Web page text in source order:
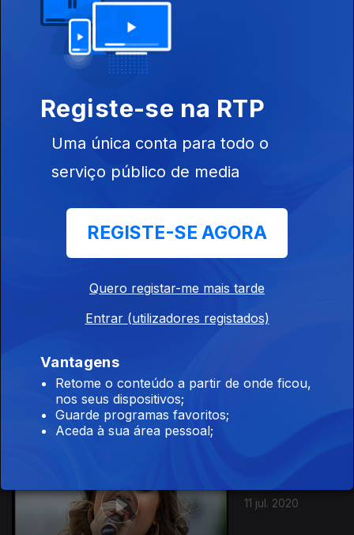
19 jul. 2020
11 jul. 2020
Registe-se na RTP
Uma única conta para todo o
serviço público de media
REGISTE-SE AGORA
Quero registar-me mais tarde
Entrar (utilizadores registados)
Vantagens
Retome o conteúdo a partir de onde ficou,
nos seus dispositivos;
Guarde programas favoritos;
Aceda à sua área pessoal;